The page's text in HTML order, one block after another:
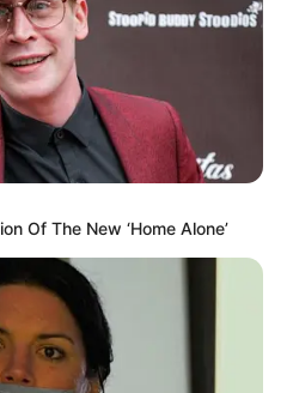
Of The New ‘Home Alone’